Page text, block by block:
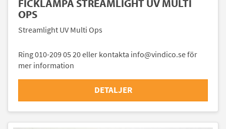
FICKLAMPA STREAMLIGHT UV MULTI
OPS
Streamlight UV Multi Ops
Ring 010-209 05 20 eller kontakta info@vindico.se för
mer information
DETALJER